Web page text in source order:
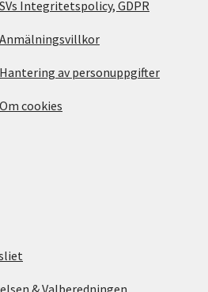
SVs Integritetspolicy, GDPR
Anmälningsvillkor
Hantering av personuppgifter
Om cookies
& Valberedningen